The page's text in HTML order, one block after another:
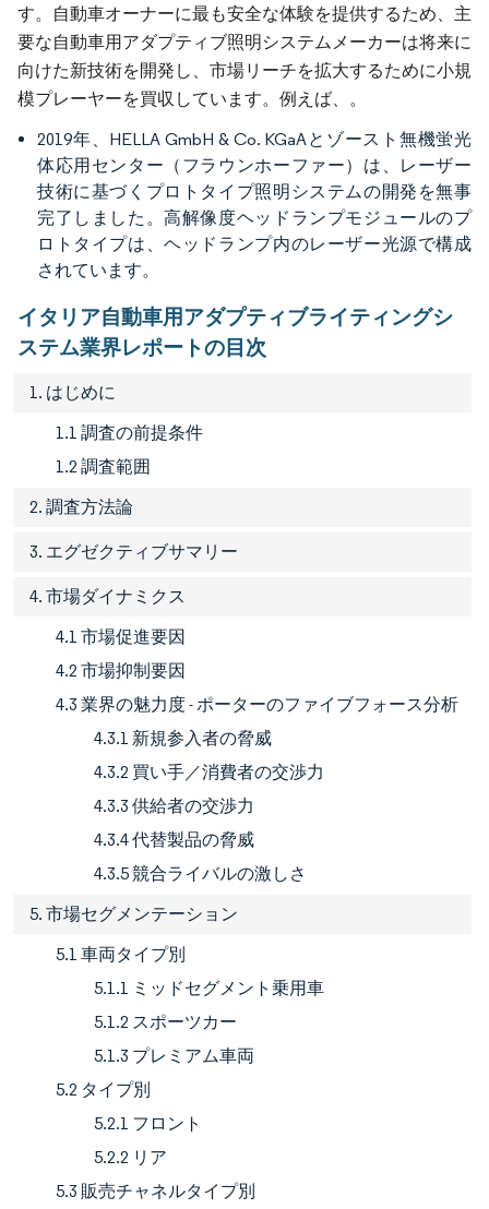
す。自動車オーナーに最も安全な体験を提供するため、主
要な自動車用アダプティブ照明システムメーカーは将来に
向けた新技術を開発し、市場リーチを拡大するために小規
模プレーヤーを買収しています。例えば、。
2019年、HELLA GmbH & Co. KGaAとゾースト無機蛍光
体応用センター（フラウンホーファー）は、レーザー
技術に基づくプロトタイプ照明システムの開発を無事
完了しました。高解像度ヘッドランプモジュールのプ
ロトタイプは、ヘッドランプ内のレーザー光源で構成
されています。
イタリア自動車用アダプティブライティングシ
ステム業界レポートの目次
1. はじめに
1.1 調査の前提条件
1.2 調査範囲
2. 調査方法論
3. エグゼクティブサマリー
4. 市場ダイナミクス
4.1 市場促進要因
4.2 市場抑制要因
4.3 業界の魅力度 - ポーターのファイブフォース分析
4.3.1 新規参入者の脅威
4.3.2 買い手／消費者の交渉力
4.3.3 供給者の交渉力
4.3.4 代替製品の脅威
4.3.5 競合ライバルの激しさ
5. 市場セグメンテーション
5.1 車両タイプ別
5.1.1 ミッドセグメント乗用車
5.1.2 スポーツカー
5.1.3 プレミアム車両
5.2 タイプ別
5.2.1 フロント
5.2.2 リア
5.3 販売チャネルタイプ別